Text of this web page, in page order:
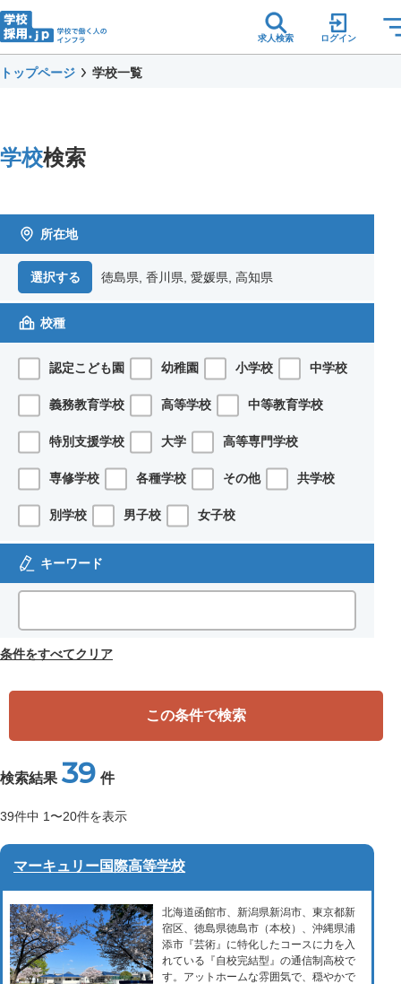
求人検索 ログイン
トップページ 学校一覧
学校検索
所在地
選択する 徳島県, 香川県, 愛媛県, 高知県
校種
認定こども園 幼稚園 小学校 中学校
義務教育学校 高等学校 中等教育学校
特別支援学校 大学 高等専門学校
専修学校 各種学校 その他 共学校
別学校 男子校 女子校
キーワード
条件をすべてクリア
この条件で検索
検索結果 39 件
39件中 1〜20件を表示
マーキュリー国際高等学校
北海道函館市、新潟県新潟市、東京都新
宿区、徳島県徳島市（本校）、沖縄県浦
添市『芸術』に特化したコースに力を入
れている『自校完結型』の通信制高校で
す。アットホームな雰囲気で、穏やかで